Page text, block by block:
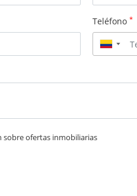
Teléfono *
▼
ofertas inmobiliarias